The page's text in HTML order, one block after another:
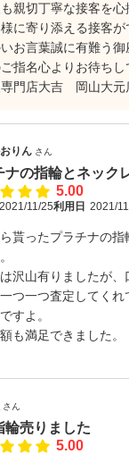
親切丁寧な接客を心
に寄り添える接客が
お言葉誠に有難う御
指名心よりお待ちし
門店大吉 岡山大元
りん さん
ナの指輪とネック
5.00
2021/11/25利用日 2021/
貰ったプラチナの
沢山有りましたが、
つ一つ査定してく
すよ。
も満足できました。
さん
輪売りました
5.00